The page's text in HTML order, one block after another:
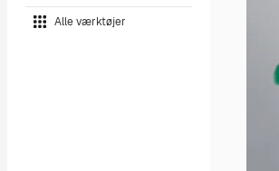
Alle værktøjer